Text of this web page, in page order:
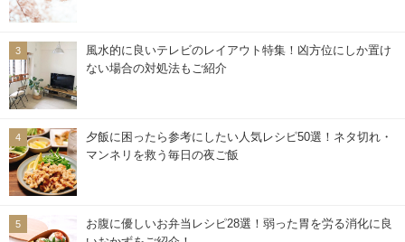
風水的に良いテレビのレイアウト特集！凶方位にしか置け
ない場合の対処法もご紹介
夕飯に困ったら参考にしたい人気レシピ50選！ネタ切れ・
マンネリを救う毎日の夜ご飯
お腹に優しいお弁当レシピ28選！弱った胃を労る消化に良